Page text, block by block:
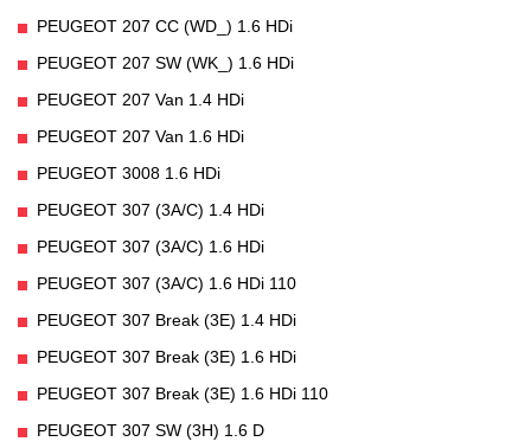
PEUGEOT 207 CC (WD_) 1.6 HDi
PEUGEOT 207 SW (WK_) 1.6 HDi
PEUGEOT 207 Van 1.4 HDi
PEUGEOT 207 Van 1.6 HDi
PEUGEOT 3008 1.6 HDi
PEUGEOT 307 (3A/C) 1.4 HDi
PEUGEOT 307 (3A/C) 1.6 HDi
PEUGEOT 307 (3A/C) 1.6 HDi 110
PEUGEOT 307 Break (3E) 1.4 HDi
PEUGEOT 307 Break (3E) 1.6 HDi
PEUGEOT 307 Break (3E) 1.6 HDi 110
PEUGEOT 307 SW (3H) 1.6 D